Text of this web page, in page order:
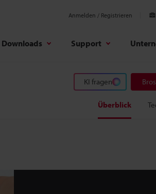
Anmelden / Registrieren
Downloads Support
KI fragen
Überblick